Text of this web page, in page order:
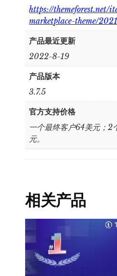
https://themeforest.net/
marketplace-theme/
产品最近更新
2022-8-19
产品版本
3.7.5
官方支持价格
一个最终客户64美元；2
元。
相关产品